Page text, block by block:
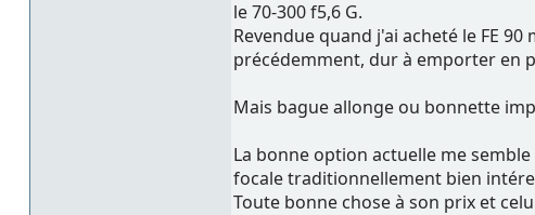
le 70-300 f5,6 G.
Revendue quand j'ai acheté le FE
précédemment, dur à emporter en
Mais bague allonge ou bonnette
La bonne option actuelle me
focale traditionnellement bien
Toute bonne chose à son prix et